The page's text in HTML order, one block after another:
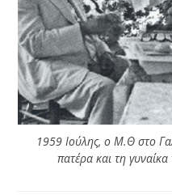
1959 Ιούλης, ο Μ.Θ στο
πατέρα και τη γυναίκα